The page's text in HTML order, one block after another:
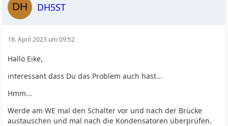
DH5ST
18. April 2023 um 09:52
Hallo Eike,
interessant dass Du das Problem auch hast...
Hmm...
Werde am WE mal den Schalter vor und nach der Brücke
austauschen und mal nach die Kondensatoren überprüfen.